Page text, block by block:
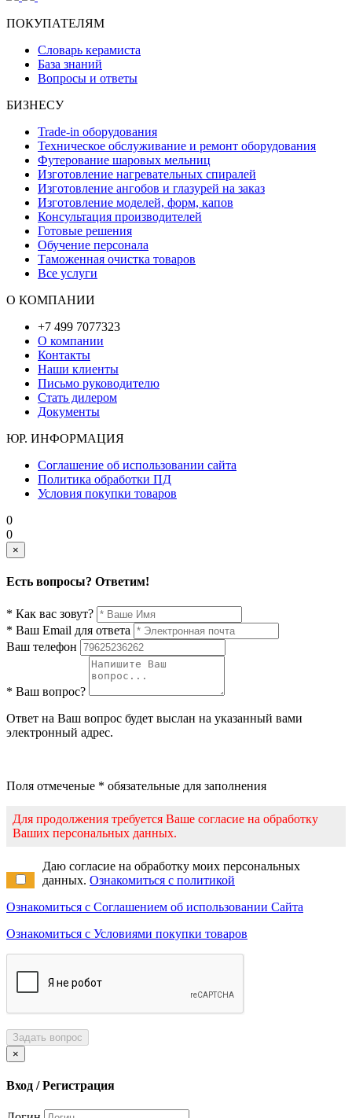
ПОКУПАТЕЛЯМ
Словарь керамиста
База знаний
Вопросы и ответы
БИЗНЕСУ
Trade-in оборудования
Техническое обслуживание и ремонт оборудования
Футерование шаровых мельниц
Изготовление нагревательных спиралей
Изготовление ангобов и глазурей на заказ
Изготовление моделей, форм, капов
Консультация производителей
Готовые решения
Обучение персонала
Таможенная очистка товаров
Все услуги
О КОМПАНИИ
+7 499 7077323
О компании
Контакты
Наши клиенты
Письмо руководителю
Стать дилером
Документы
ЮР. ИНФОРМАЦИЯ
Соглашение об использовании сайта
Политика обработки ПД
Условия покупки товаров
0
0
×
Есть вопросы? Ответим!
* Как вас зовут?
* Ваш Email для ответа
Ваш телефон
* Ваш вопрос?
Ответ на Ваш вопрос будет выслан на указанный вами
электронный адрес.
Поля отмеченые * обязательные для заполнения
Для продолжения требуется Ваше согласие на обработку
Ваших персональных данных.
Даю согласие на обработку моих персональных
данных. Ознакомиться с политикой
Ознакомиться с Соглашением об использовании Сайта
Ознакомиться с Условиями покупки товаров
Задать вопрос
×
Вход / Регистрация